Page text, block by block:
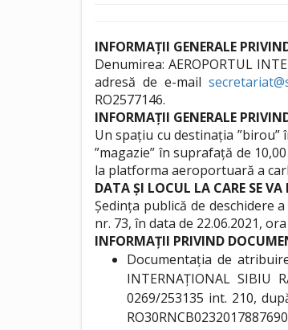
INFORMAȚII GENERALE
Denumirea: AEROPORTUL
adresă de e-mail
RO2577146.
INFORMAȚII GENERALE
Un spațiu cu destinația
”magazie” în suprafață de
la platforma aeroportuară a
DATA ȘI LOCUL LA CARE SE VA
Ședința publică de deschidere
nr. 73, în data de 22.06.2021, ora
INFORMAȚII PRIVIND
Documentația de
INTERNAȚIONAL
0269/253135 int. 210,